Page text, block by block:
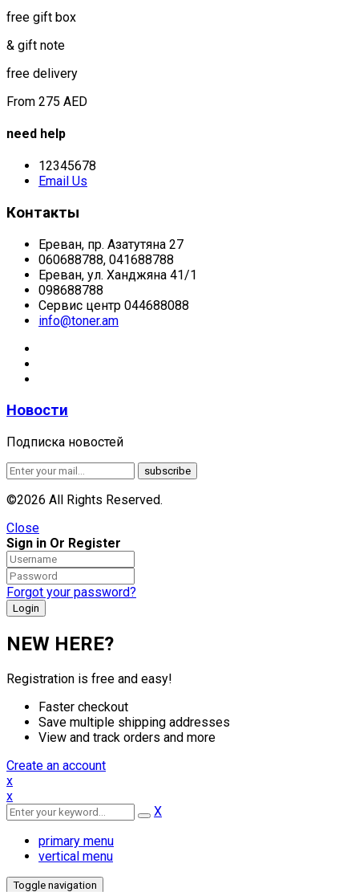
free gift box
& gift note
free delivery
From 275 AED
need help
12345678
Email Us
Контакты
Ереван, пр. Азатутяна 27
060688788, 041688788
Ереван, ул. Ханджяна 41/1
098688788
Сервис центр 044688088
info@toner.am
Новости
Подписка новостей
©2026 All Rights Reserved.
Close
Sign in Or Register
Forgot your password?
NEW HERE?
Registration is free and easy!
Faster checkout
Save multiple shipping addresses
View and track orders and more
Create an account
x
x
X
primary menu
vertical menu
Toggle navigation